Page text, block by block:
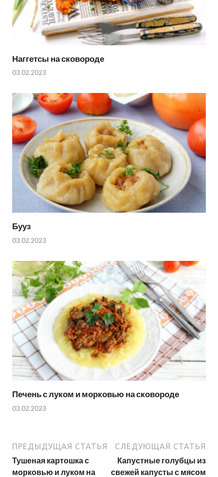
Наггетсы на сковороде
03.02.2023
Бууз
03.02.2023
Печень с луком и морковью на сковороде
03.02.2023
ПРЕДЫДУЩАЯ СТАТЬЯ
Тушеная картошка с
морковью и луком на
СЛЕДУЮЩАЯ СТАТЬЯ
Капустные голубцы из
свежей капусты с мясом